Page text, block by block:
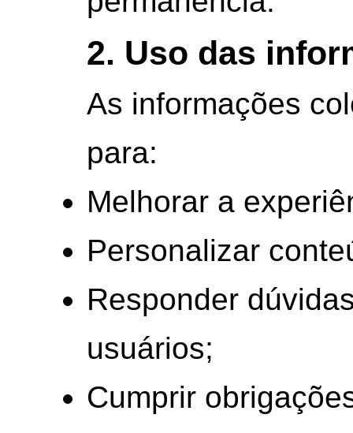
2. Uso das
As informações
para:
Melhorar a
Personalizar
Responder
usuários;
Cumprir